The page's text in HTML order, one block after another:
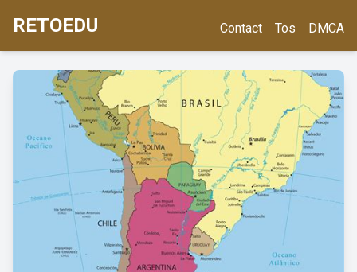
RETOEDU Contact Tos DMCA